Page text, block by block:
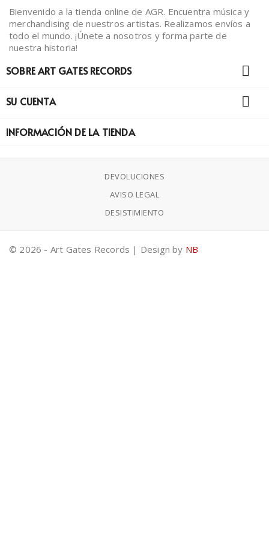
Bienvenido a la tienda online de AGR. Encuentra música y
merchandising de nuestros artistas. Realizamos envíos a
todo el mundo. ¡Únete a nosotros y forma parte de
nuestra historia!
SOBRE ART GATES RECORDS 
SU CUENTA 
INFORMACIÓN DE LA TIENDA
DEVOLUCIONES
AVISO LEGAL
DESISTIMIENTO
© 2026 - Art Gates Records | Design by NB